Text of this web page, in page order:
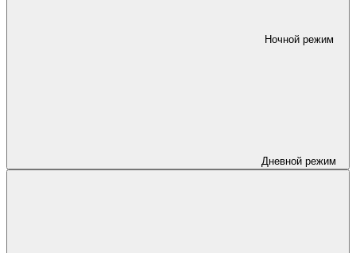
Ночной режим
Дневной режим